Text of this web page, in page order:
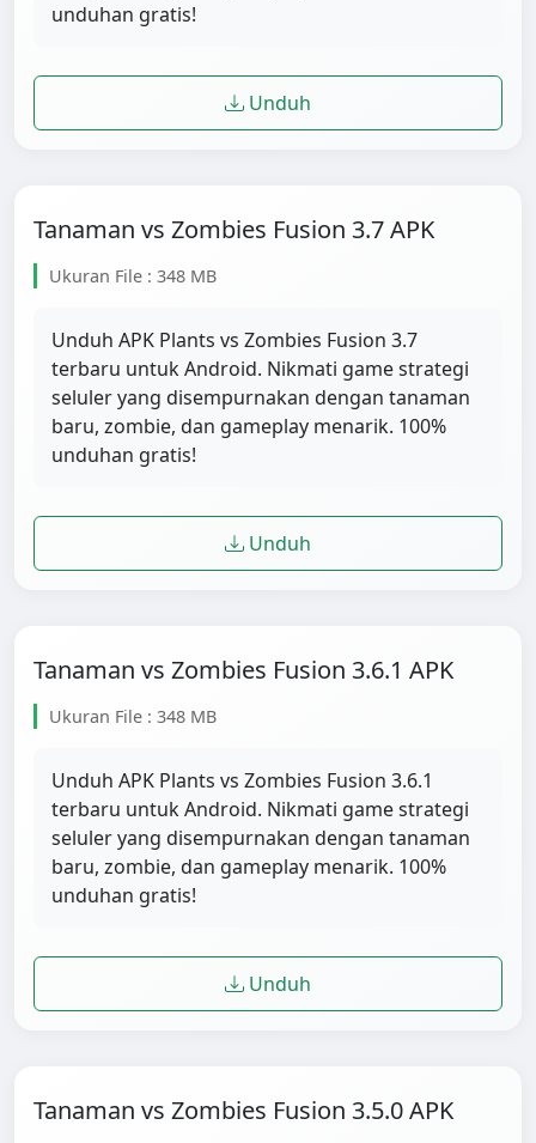
unduhan gratis!
Unduh
Tanaman vs Zombies Fusion 3.7 APK
Ukuran File : 348 MB
Unduh APK Plants vs Zombies Fusion 3.7
terbaru untuk Android. Nikmati game strategi
seluler yang disempurnakan dengan tanaman
baru, zombie, dan gameplay menarik. 100%
unduhan gratis!
Unduh
Tanaman vs Zombies Fusion 3.6.1 APK
Ukuran File : 348 MB
Unduh APK Plants vs Zombies Fusion 3.6.1
terbaru untuk Android. Nikmati game strategi
seluler yang disempurnakan dengan tanaman
baru, zombie, dan gameplay menarik. 100%
unduhan gratis!
Unduh
Tanaman vs Zombies Fusion 3.5.0 APK